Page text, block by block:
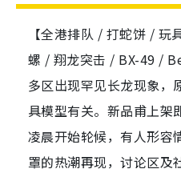
【全港排队 / 打蛇饼 /
螺 / 翔龙突击 / BX-49 /
多区出现罕见长龙现象，
具模型有关。新品甫上架
凌晨开始轮候，有人形容
罩的热潮再现，讨论区及